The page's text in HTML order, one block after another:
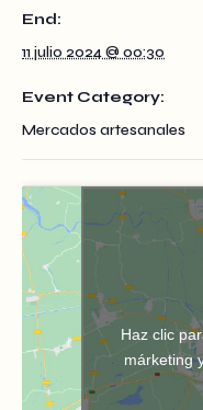
End:
11 julio 2024 @ 00:30
Event Category:
Mercados artesanales
Haz clic
márketing